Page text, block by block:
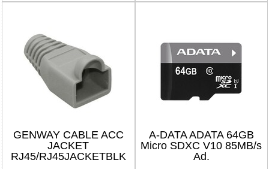
GENWAY CABLE ACC
JACKET
RJ45/RJ45JACKETBLK
A-DATA ADATA 64GB
Micro SDXC V10 85MB/s
Ad.